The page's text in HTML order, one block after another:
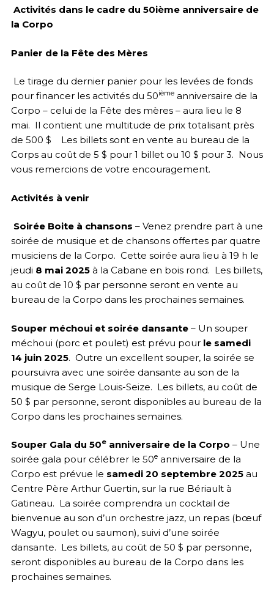
Activités dans le cadre du 50ième anniversaire de
la Corpo
Panier de la Fête des Mères
Le tirage du dernier panier pour les levées de fonds
pour financer les activités du 50ièmeanniversaire de la
Corpo – celui de la Fête des mères – aura lieu le 8
mai. Il contient une multitude de prix totalisant près
de 500 $ Les billets sont en vente au bureau de la
Corps au coût de 5 $ pour 1 billet ou 10 $ pour 3. Nous
vous remercions de votre encouragement.
Activités à venir
Soirée Boite à chansons – Venez prendre part à une
soirée de musique et de chansons offertes par quatre
musiciens de la Corpo. Cette soirée aura lieu à 19 h le
jeudi 8 mai 2025à la Cabane en bois rond. Les billets,
au coût de 10 $ par personne seront en vente au
bureau de la Corpo dans les prochaines semaines.
Souper méchoui et soirée dansante– Un souper
méchoui (porc et poulet) est prévu pour le samedi
14 juin 2025. Outre un excellent souper, la soirée se
poursuivra avec une soirée dansante au son de la
musique de Serge Louis-Seize. Les billets, au coût de
50 $ par personne, seront disponibles au bureau de la
Corpo dans les prochaines semaines.
Souper Gala du 50eanniversaire de la Corpo – Une
soirée gala pour célébrer le 50eanniversaire de la
Corpo est prévue le samedi 20 septembre 2025au
Centre Père Arthur Guertin, sur la rue Bériault à
Gatineau. La soirée comprendra un cocktail de
bienvenue au son d’un orchestre jazz, un repas (bœuf
Wagyu, poulet ou saumon), suivi d’une soirée
dansante. Les billets, au coût de 50 $ par personne,
seront disponibles au bureau de la Corpo dans les
prochaines semaines.